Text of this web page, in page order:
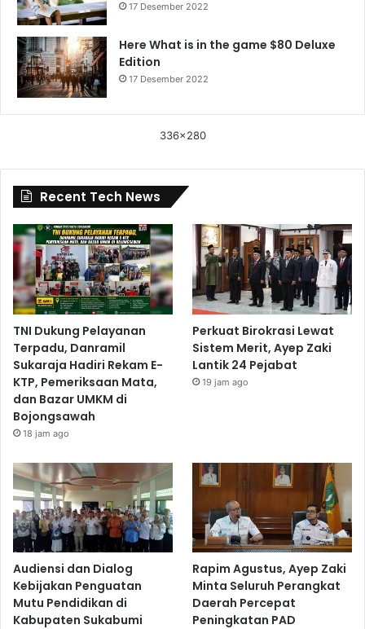
17 Desember 2022
Here What is in the game $80 Deluxe
Edition
17 Desember 2022
336x280
Recent Tech News
TNI Dukung Pelayanan
Terpadu, Danramil
Sukaraja Hadiri Rekam E-
KTP, Pemeriksaan Mata,
dan Bazar UMKM di
Bojongsawah
18 jam ago
Perkuat Birokrasi Lewat
Sistem Merit, Ayep Zaki
Lantik 24 Pejabat
19 jam ago
Audiensi dan Dialog
Kebijakan Penguatan
Mutu Pendidikan di
Kabupaten Sukabumi
Rapim Agustus, Ayep Zaki
Minta Seluruh Perangkat
Daerah Percepat
Peningkatan PAD